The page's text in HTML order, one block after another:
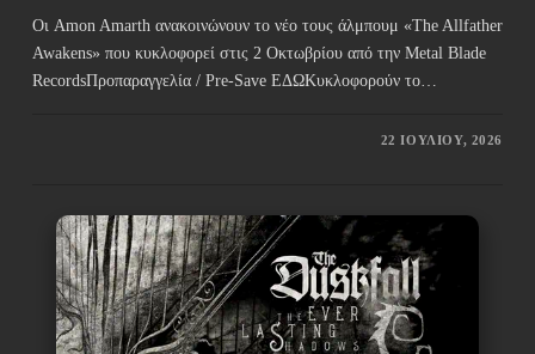
Οι Amon Amarth ανακοινώνουν το νέο τους άλμπουμ «The Allfather
Awakens» που κυκλοφορεί στις 2 Οκτωβρίου από την Metal Blade
RecordsΠροπαραγγελία / Pre-Save ΕΔΩΚυκλοφορούν το…
22 ΙΟΥΛΊΟΥ, 2026